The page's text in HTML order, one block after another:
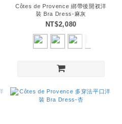
Côtes de Provence 綁帶後開衩洋
裝 Bra Dress-麻灰
NT$2,080